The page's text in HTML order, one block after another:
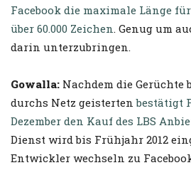
Facebook die maximale Länge
über 60.000 Zeichen. Genug um
darin unterzubringen.
Gowalla: Nachdem die Gerüchte
durchs Netz geistertenbestätigt
Dezember den Kauf des LBS
Dienst wird bis Frühjahr 2012
Entwickler wechseln zu